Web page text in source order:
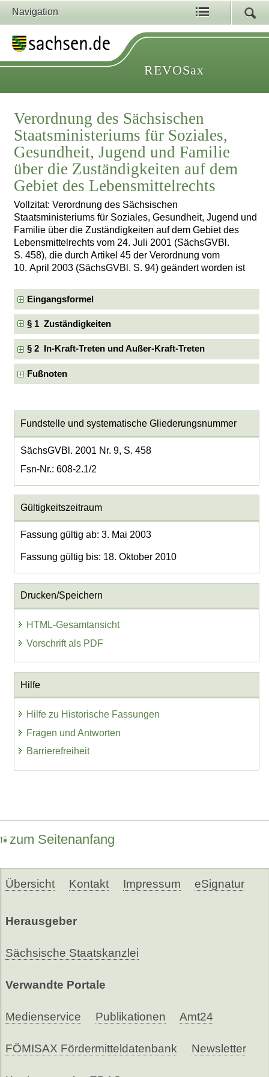
Navigation
REVOSax
Verordnung des Sächsischen
Staatsministeriums für Soziales,
Gesundheit, Jugend und Familie
über die Zuständigkeiten auf dem
Gebiet des Lebensmittelrechts
Vollzitat: Verordnung des Sächsischen
Staatsministeriums für Soziales, Gesundheit, Jugend und
Familie über die Zuständigkeiten auf dem Gebiet des
Lebensmittelrechts vom 24. Juli 2001 (SächsGVBl.
S. 458), die durch Artikel 45 der Verordnung vom
10. April 2003 (SächsGVBl. S. 94) geändert worden ist
Eingangsformel
§ 1 Zuständigkeiten
§ 2 In-Kraft-Treten und Außer-Kraft-Treten
Fußnoten
Fundstelle und systematische Gliederungsnummer
SächsGVBl. 2001 Nr. 9, S. 458
Fsn-Nr.: 608-2.1/2
Gültigkeitszeitraum
Fassung gültig ab: 3. Mai 2003
Fassung gültig bis: 18. Oktober 2010
Drucken/Speichern
HTML-Gesamtansicht
Vorschrift als PDF
Hilfe
Hilfe zu Historische Fassungen
Fragen und Antworten
Barrierefreiheit
zum Seitenanfang
Übersicht Kontakt Impressum eSignatur
Herausgeber
Sächsische Staatskanzlei
Verwandte Portale
Medienservice Publikationen Amt24
FÖMISAX Fördermitteldatenbank Newsletter